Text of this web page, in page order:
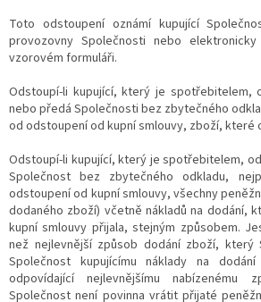
Toto odstoupení oznámí kupující
provozovny Společnosti nebo
vzorovém formuláři.
Odstoupí-li kupující, který je spotřebitelem,
nebo předá Společnosti bez zbytečného
od odstoupení od kupní smlouvy, zboží, které
Odstoupí-li kupující, který je spotřebitelem,
Společnost bez zbytečného odkladu,
odstoupení od kupní smlouvy, všechny
dodaného zboží) včetně nákladů na dodání,
kupní smlouvy přijala, stejným způsobem.
než nejlevnější způsob dodání zboží, který
Společnost kupujícímu náklady na
odpovídající nejlevnějšímu nabízenému
Společnost není povinna vrátit přijaté